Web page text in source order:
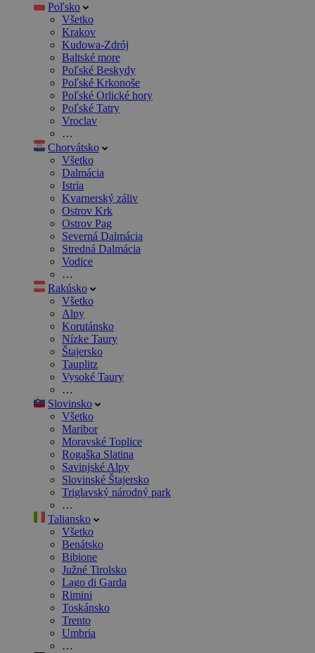
Poľsko
Všetko
Krakov
Kudowa-Zdrój
Baltské more
Poľské Beskydy
Poľské Krkonoše
Poľské Orlické hory
Poľské Tatry
Vroclav
…
Chorvátsko
Všetko
Dalmácia
Istria
Kvarnerský záliv
Ostrov Krk
Ostrov Pag
Severná Dalmácia
Stredná Dalmácia
Vodice
…
Rakúsko
Všetko
Alpy
Korutánsko
Nízke Taury
Štajersko
Tauplitz
Vysoké Taury
…
Slovinsko
Všetko
Maribor
Moravské Toplice
Rogaška Slatina
Savinjské Alpy
Slovinské Štajersko
Triglavský národný park
…
Taliansko
Všetko
Benátsko
Bibione
Južné Tirolsko
Lago di Garda
Rimini
Toskánsko
Trento
Umbria
…